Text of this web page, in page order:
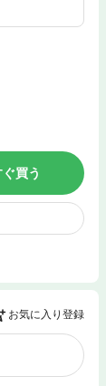
買う
お気に入り登録